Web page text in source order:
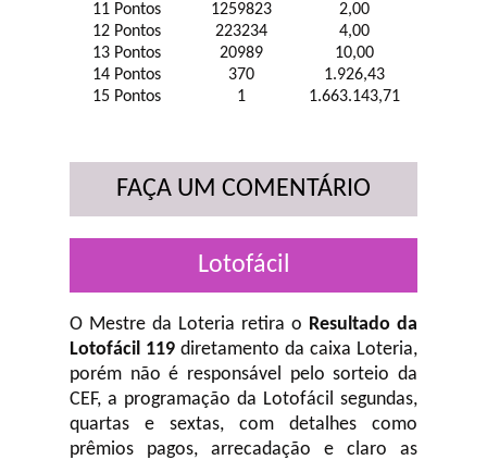
11 Pontos
1259823
2,00
12 Pontos
223234
4,00
13 Pontos
20989
10,00
14 Pontos
370
1.926,43
15 Pontos
1 1.663.143,71
FAÇA UM COMENTÁRIO
Lotofácil
O Mestre da Loteria retira o Resultado da
Lotofácil 119 diretamento da caixa Loteria,
porém não é responsável pelo sorteio da
CEF, a programação da Lotofácil segundas,
quartas e sextas, com detalhes como
prêmios pagos, arrecadação e claro as